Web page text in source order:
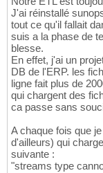
J'ai réinstallé
tout ce qu'il fallait
suis a la phase de
blesse.
En effet, j'ai un
DB de l'ERP. les
ligne fait plus de
qui chargent des
ca passe sans
A chaque fois que
d'ailleurs) qui
suivante :
"streams type